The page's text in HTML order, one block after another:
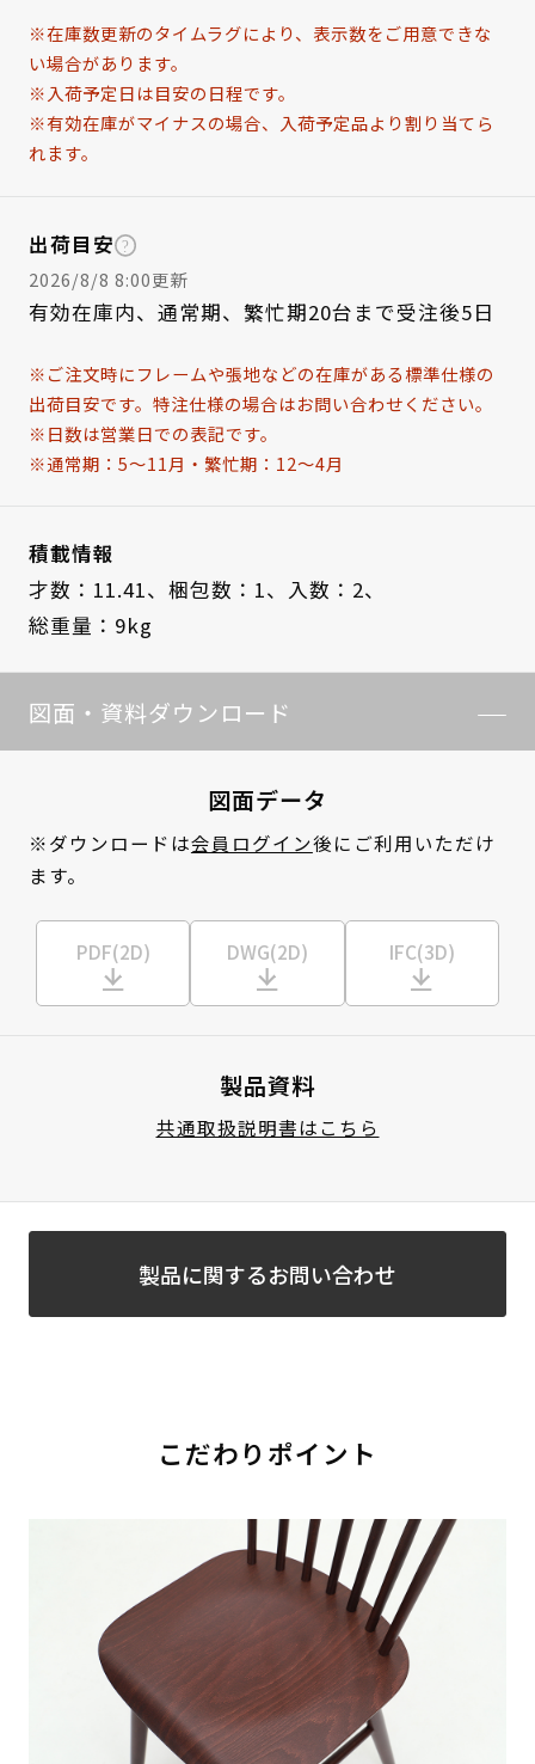
※在庫数更新のタイムラグにより、表示数をご用意できな
い場合があります。
※入荷予定日は目安の日程です。
※有効在庫がマイナスの場合、入荷予定品より割り当てら
れます。
出荷目安
2026/8/8 8:00更新
有効在庫内、通常期、繁忙期20台まで受注後5日
※ご注文時にフレームや張地などの在庫がある標準仕様の
出荷目安です。特注仕様の場合はお問い合わせください。
※日数は営業日での表記です。
※通常期：5～11月・繁忙期：12～4月
積載情報
才数：11.41、 梱包数：1、 入数：2、
総重量：9kg
図面・資料ダウンロード
図面データ
※ダウンロードは会員ログイン後にご利用いただけ
ます。
PDF(2D) DWG(2D) IFC(3D)
製品資料
共通取扱説明書はこちら
製品に関するお問い合わせ
こだわりポイント